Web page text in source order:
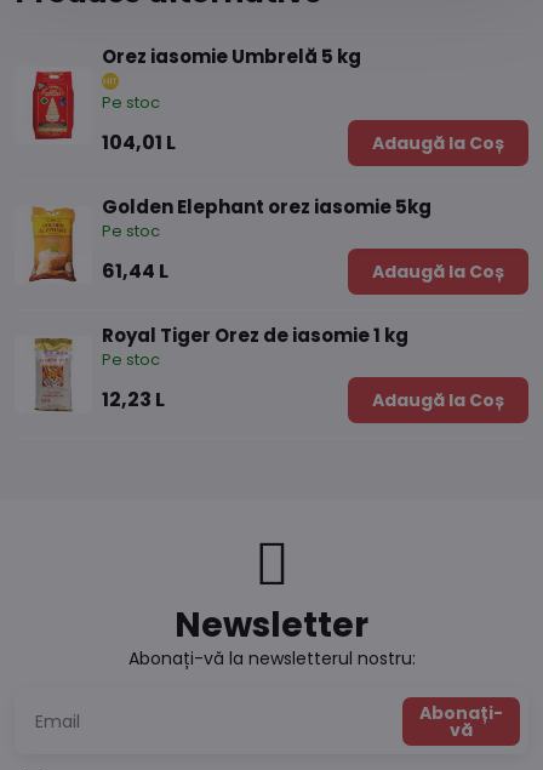
Orez iasomie Umbrelă 5 kg
Pe stoc
104,01 L Adaugă la Coș
Golden Elephant orez iasomie 5kg
Pe stoc
61,44 L Adaugă la Coș
Royal Tiger Orez de iasomie 1 kg
Pe stoc
12,23 L Adaugă la Coș
Newsletter
Abonați-vă la newsletterul nostru:
Abonați-
vă